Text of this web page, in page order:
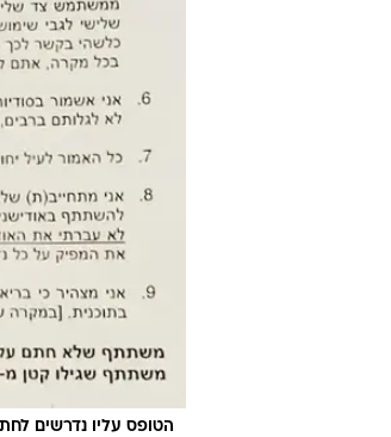
הטופס עליו נדרשים